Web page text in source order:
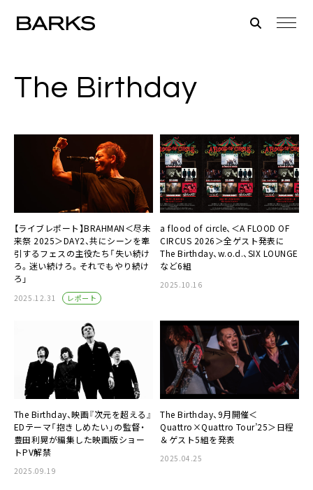
The Birthday
【ライブレポート】BRAHMAN＜尽未
来祭 2025＞DAY2、共にシーンを牽
引するフェスの主役たち「失い続け
ろ。迷い続けろ。それでもやり続け
ろ」
2025.12.31 レポート
a flood of circle、＜A FLOOD OF
CIRCUS 2026＞全ゲスト発表に
The Birthday、w.o.d.、SIX LOUNGE
など6組
2025.10.16
The Birthday、映画『次元を超える』
EDテーマ「抱きしめたい」の監督・
豊田利晃が編集した映画版ショー
トPV解禁
2025.09.19
The Birthday、9月開催＜
Quattro×Quattro Tour’25＞日程
＆ゲスト5組を発表
2025.04.25